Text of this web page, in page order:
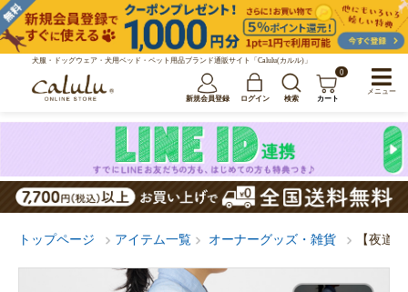
犬服・ドッグウェア・犬用ベッド・ペット用品ブランド通販サイト「Calulu(カルル)」
新規会員登録 ログイン 検索
0
カート
トップページ アイテム一覧 オーナーグッズ・雑貨 【夜道
メニュー